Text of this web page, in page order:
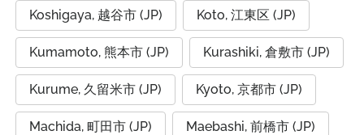
Koshigaya, 越谷市 (JP) Koto, 江東区 (JP)
Kumamoto, 熊本市 (JP) Kurashiki, 倉敷市 (JP)
Kurume, 久留米市 (JP) Kyoto, 京都市 (JP)
Machida, 町田市 (JP) Maebashi, 前橋市 (JP)